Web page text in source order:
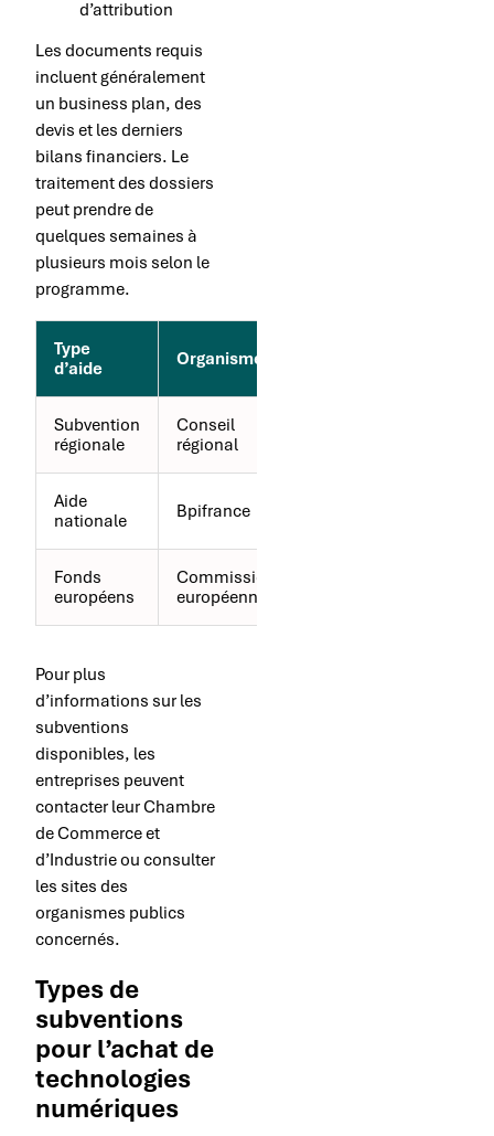
d’attribution
Les documents requis
incluent généralement
un business plan, des
devis et les derniers
bilans financiers. Le
traitement des dossiers
peut prendre de
quelques semaines à
plusieurs mois selon le
programme.
Type
d’aide
Organisme
Subvention
régionale
Conseil
régional
Aide
nationale
Bpifrance
Fonds
européens
Commission
européenne
Pour plus
d’informations sur les
subventions
disponibles, les
entreprises peuvent
contacter leur Chambre
de Commerce et
d’Industrie ou consulter
les sites des
organismes publics
concernés.
Types de
subventions
pour l’achat de
technologies
numériques